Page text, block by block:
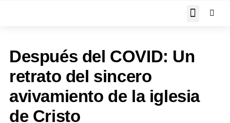
Después del COVID: Un
retrato del sincero
avivamiento de la iglesia
de Cristo